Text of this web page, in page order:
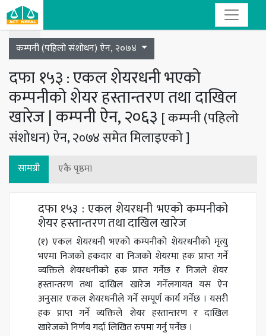
Toggle navigation
कम्पनी (पहिलो संशोधन) ऐन, २०७४
दफा १५३ : एकल शेयरधनी भएको
कम्पनीको शेयर हस्तान्तरण तथा दाखिल
खारेज | कम्पनी ऐन, २०६३ [ कम्पनी (पहिलो
संशोधन) ऐन, २०७४ समेत मिलाइएको ]
सामग्री एकै पृष्ठमा
दफा १५३ : एकल शेयरधनी भएको कम्पनीको
शेयर हस्तान्तरण तथा दाखिल खारेज
(१) एकल शेयरधनी भएको कम्पनीको शेयरधनीको मृत्यु
भएमा निजको हकदार वा निजको शेयरमा हक प्राप्त गर्ने
व्यक्तिले शेयरधनीको हक प्राप्त गर्नेछ र निजले शेयर
हस्तान्तरण तथा दाखिल खारेज गर्नेलगायत यस ऐन
अनुसार एकल शेयरधनीले गर्ने सम्पूर्ण कार्य गर्नेछ । यसरी
हक प्राप्त गर्ने व्यक्तिले शेयर हस्तान्तरण र दाखिल
खारेजको निर्णय गर्दा लिखित रुपमा गर्नु पर्नेछ ।